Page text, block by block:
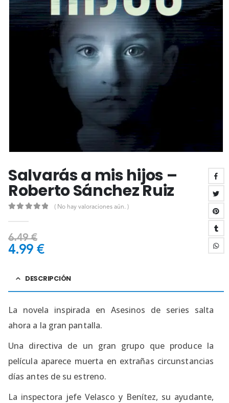
Salvarás a mis hijos –
Roberto Sánchez Ruiz
( No hay valoraciones aún. )
6.49€
4.99 €
DESCRIPCIÓN
La novela inspirada en Asesinos de series salta
ahora a la gran pantalla.
Una directiva de un gran grupo que produce la
película aparece muerta en extrañas circunstancias
días antes de su estreno.
La inspectora jefe Velasco y Benítez, su ayudante,